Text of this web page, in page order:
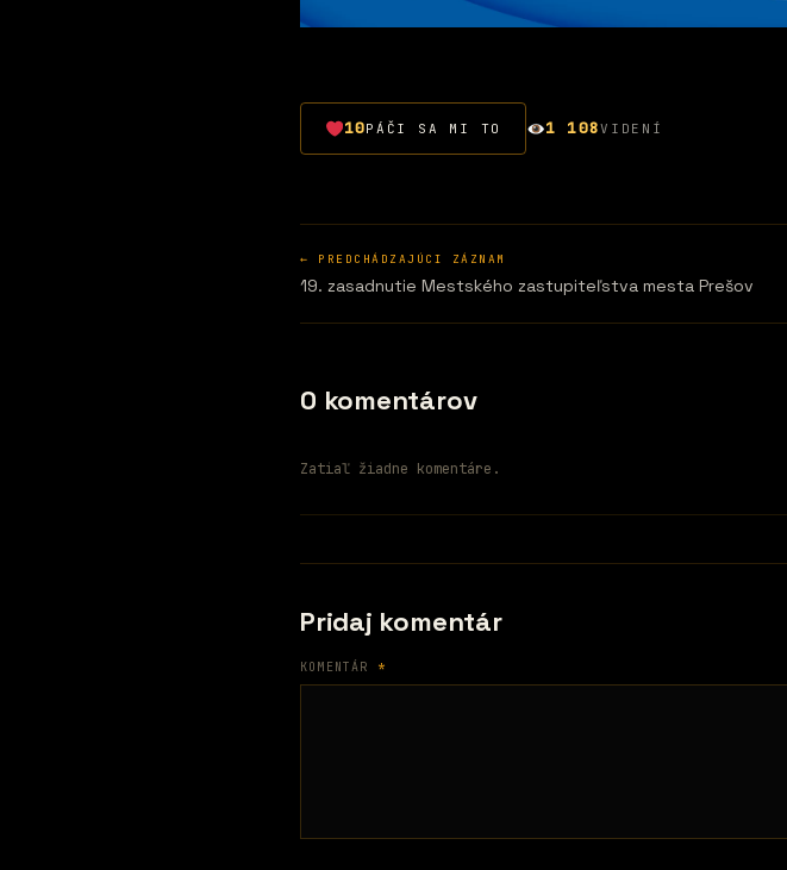
10PÁČI SA MI TO 1 108VIDENÍ
← PREDCHÁDZAJÚCI ZÁZNAM
19. zasadnutie Mestského zastupiteľstva mesta Prešov
0 komentárov
Zatiaľ žiadne komentáre.
Pridaj komentár
KOMENTÁR *